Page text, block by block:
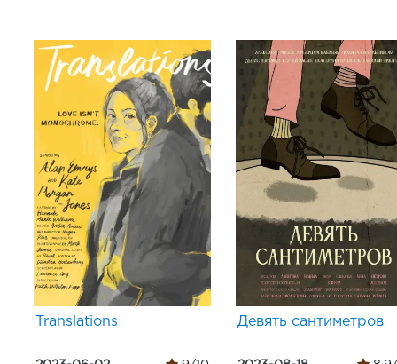
Translations Девять сантиметров